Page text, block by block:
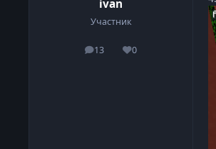
ivan
Участник
13
сообщения
0
Репутация